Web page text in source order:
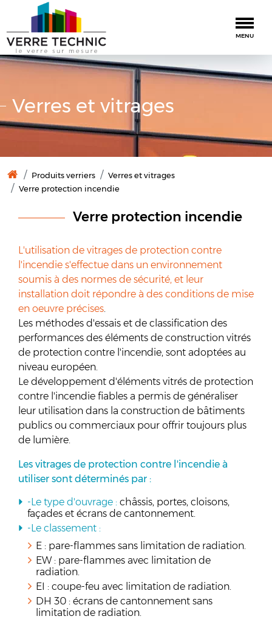
MENU
Verres et vitrages
Produits verriers
Verres et vitrages
Verre protection incendie
Verre protection incendie
L'utilisation de vitrages de protection contre
l'incendie s'effectue dans un environnement
soumis à des normes de sécurité, et leur
installation doit répondre à des conditions de mise
en oeuvre précises.
Les méthodes d'essais et de classification des
performances des éléments de construction vitrés
de protection contre l'incendie, sont adoptées au
niveau européen.
Le développement d'éléments vitrés de protection
contre l'incendie fiables a permis de généraliser
leur utilisation dans la construction de bâtiments
publics ou commerciaux pour offrir toujours plus
de lumière.
Les vitrages de protection contre l'incendie à
utiliser sont déterminés par :
-Le type d'ouvrage : châssis, portes, cloisons,
façades et écrans de cantonnement.
-Le classement :
E : pare-flammes sans limitation de radiation.
EW : pare-flammes avec limitation de
radiation.
EI : coupe-feu avec limitation de radiation.
DH 30 : écrans de cantonnement sans
limitation de radiation.